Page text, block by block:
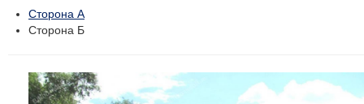
Сторона А
Сторона Б